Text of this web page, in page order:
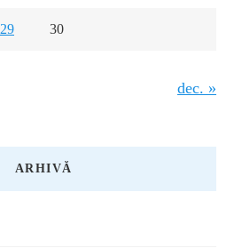
29 30
dec. »
ARHIVĂ